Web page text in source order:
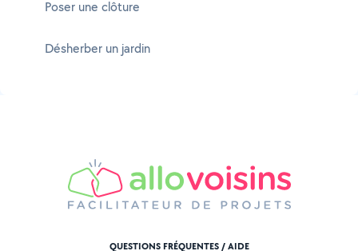
Poser une clôture
Désherber un jardin
QUESTIONS FRÉQUENTES / AIDE